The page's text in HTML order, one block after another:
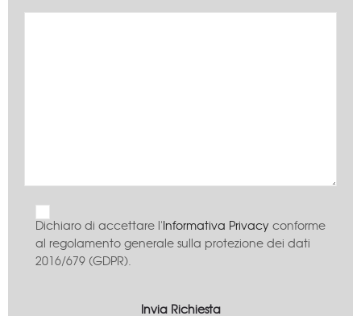
Dichiaro di accettare l'Informativa Privacy conforme
al regolamento generale sulla protezione dei dati
2016/679 (GDPR).